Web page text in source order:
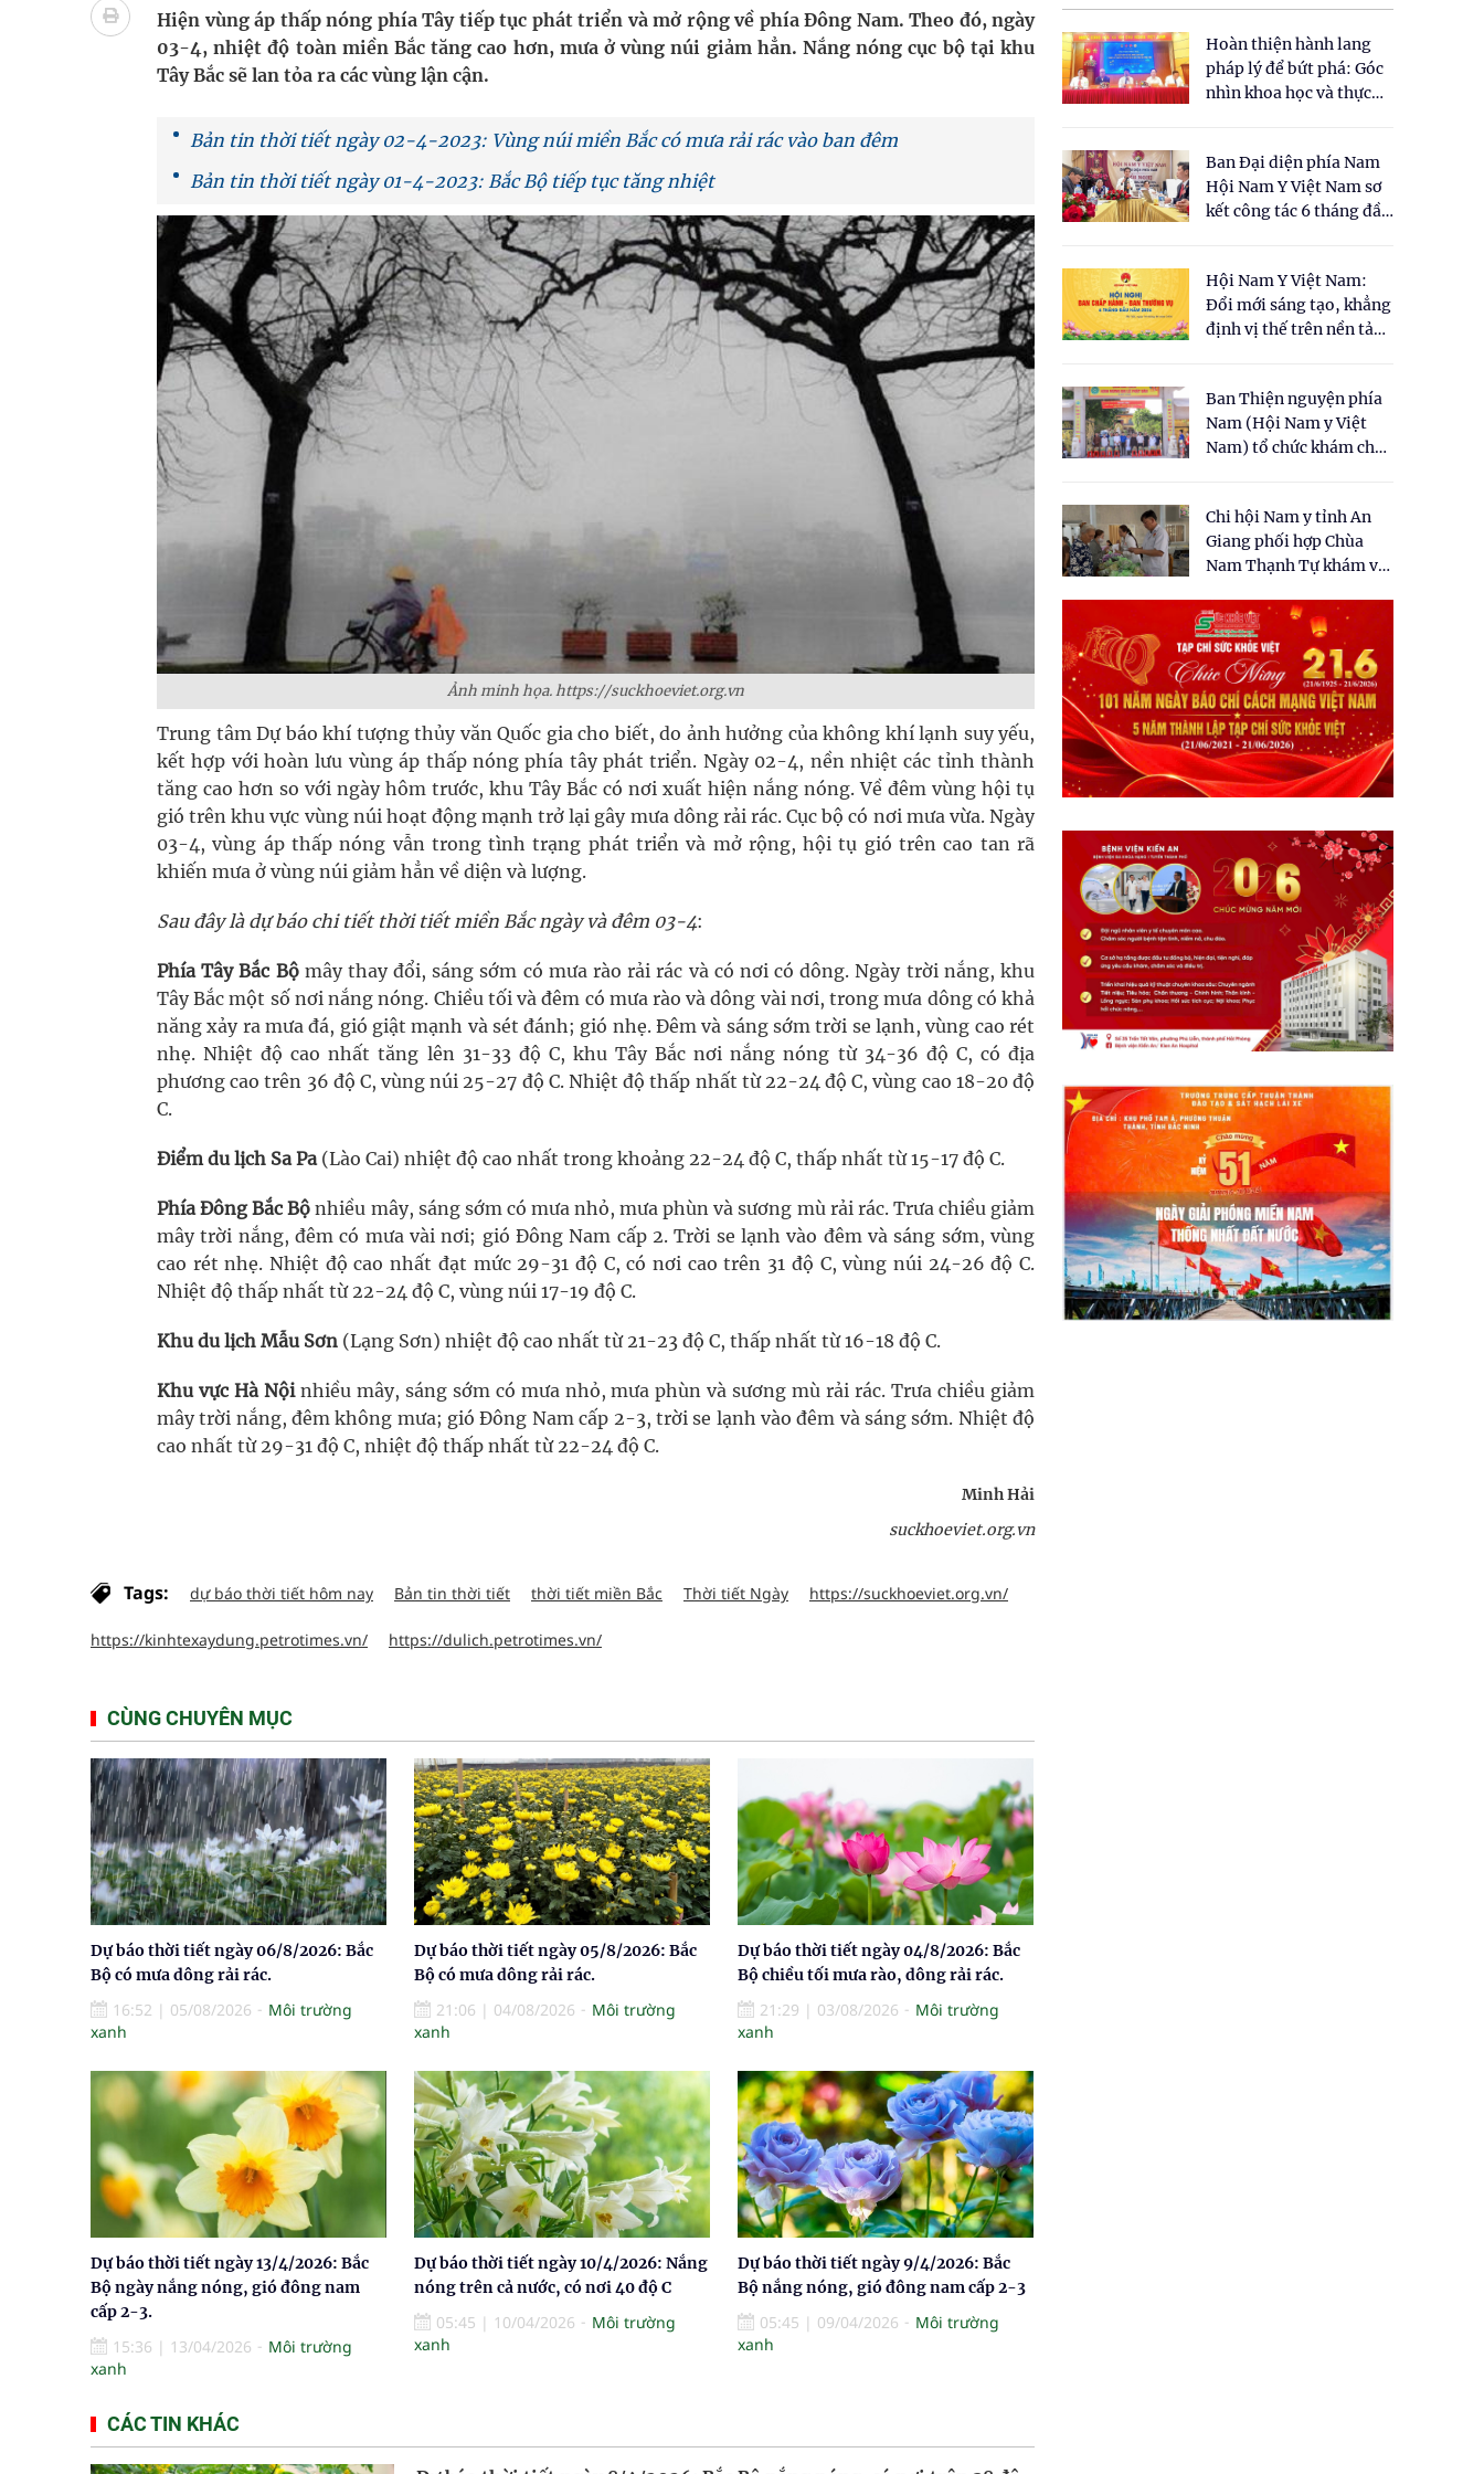
bảo vệ sức khỏe Nhân dân
Không chỉ cắt tóc, Đông Tây Barbershop dành nguồn lực cho môi trường và cộng đồng
Ung thư thận: Nguy hiểm vì tiến triển quá âm thầm
Vương Thành Công: Khi việc học bắt đầu từ trải nghiệm thực tế
Hiện vùng áp thấp nóng phía Tây tiếp tục phát triển và mở rộng về phía Đông Nam. Theo đó, ngày
03-4, nhiệt độ toàn miền Bắc tăng cao hơn, mưa ở vùng núi giảm hẳn. Nắng nóng cục bộ tại khu
Tây Bắc sẽ lan tỏa ra các vùng lận cận.
Bản tin thời tiết ngày 02-4-2023: Vùng núi miền Bắc có mưa rải rác vào ban đêm
Bản tin thời tiết ngày 01-4-2023: Bắc Bộ tiếp tục tăng nhiệt
Ảnh minh họa. https://suckhoeviet.org.vn
Trung tâm Dự báo khí tượng thủy văn Quốc gia cho biết, do ảnh hưởng của không khí lạnh suy yếu,
kết hợp với hoàn lưu vùng áp thấp nóng phía tây phát triển. Ngày 02-4, nền nhiệt các tỉnh thành
tăng cao hơn so với ngày hôm trước, khu Tây Bắc có nơi xuất hiện nắng nóng. Về đêm vùng hội tụ
gió trên khu vực vùng núi hoạt động mạnh trở lại gây mưa dông rải rác. Cục bộ có nơi mưa vừa. Ngày
03-4, vùng áp thấp nóng vẫn trong tình trạng phát triển và mở rộng, hội tụ gió trên cao tan rã
khiến mưa ở vùng núi giảm hẳn về diện và lượng.
Sau đây là dự báo chi tiết thời tiết miền Bắc ngày và đêm 03-4:
Phía Tây Bắc Bộ mây thay đổi, sáng sớm có mưa rào rải rác và có nơi có dông. Ngày trời nắng, khu
Tây Bắc một số nơi nắng nóng. Chiều tối và đêm có mưa rào và dông vài nơi, trong mưa dông có khả
năng xảy ra mưa đá, gió giật mạnh và sét đánh; gió nhẹ. Đêm và sáng sớm trời se lạnh, vùng cao rét
nhẹ. Nhiệt độ cao nhất tăng lên 31-33 độ C, khu Tây Bắc nơi nắng nóng từ 34-36 độ C, có địa
phương cao trên 36 độ C, vùng núi 25-27 độ C. Nhiệt độ thấp nhất từ 22-24 độ C, vùng cao 18-20 độ
C.
Điểm du lịch Sa Pa(Lào Cai) nhiệt độ cao nhất trong khoảng 22-24 độ C, thấp nhất từ 15-17 độ C.
Phía Đông Bắc Bộ nhiều mây, sáng sớm có mưa nhỏ, mưa phùn và sương mù rải rác. Trưa chiều giảm
mây trời nắng, đêm có mưa vài nơi; gió Đông Nam cấp 2. Trời se lạnh vào đêm và sáng sớm, vùng
cao rét nhẹ. Nhiệt độ cao nhất đạt mức 29-31 độ C, có nơi cao trên 31 độ C, vùng núi 24-26 độ C.
Nhiệt độ thấp nhất từ 22-24 độ C, vùng núi 17-19 độ C.
Khu du lịch Mẫu Sơn (Lạng Sơn) nhiệt độ cao nhất từ 21-23 độ C, thấp nhất từ 16-18 độ C.
Khu vực Hà Nội nhiều mây, sáng sớm có mưa nhỏ, mưa phùn và sương mù rải rác. Trưa chiều giảm
mây trời nắng, đêm không mưa; gió Đông Nam cấp 2-3, trời se lạnh vào đêm và sáng sớm. Nhiệt độ
cao nhất từ 29-31 độ C, nhiệt độ thấp nhất từ 22-24 độ C.
Minh Hải
suckhoeviet.org.vn
Tags: dự báo thời tiết hôm nay Bản tin thời tiết thời tiết miền Bắc Thời tiết Ngày https://suckhoeviet.org.vn/
https://kinhtexaydung.petrotimes.vn/ https://dulich.petrotimes.vn/
CÙNG CHUYÊN MỤC
Dự báo thời tiết ngày 06/8/2026: Bắc
Bộ có mưa dông rải rác.
16:52 | 05/08/2026
Môi trường
xanh
Dự báo thời tiết ngày 05/8/2026: Bắc
Bộ có mưa dông rải rác.
21:06 | 04/08/2026
Môi trường
xanh
Dự báo thời tiết ngày 04/8/2026: Bắc
Bộ chiều tối mưa rào, dông rải rác.
21:29 | 03/08/2026
Môi trường
xanh
Dự báo thời tiết ngày 13/4/2026: Bắc
Bộ ngày nắng nóng, gió đông nam
cấp 2-3.
15:36 | 13/04/2026
Môi trường
xanh
Dự báo thời tiết ngày 10/4/2026: Nắng
nóng trên cả nước, có nơi 40 độ C
05:45 | 10/04/2026
Môi trường
xanh
Dự báo thời tiết ngày 9/4/2026: Bắc
Bộ nắng nóng, gió đông nam cấp 2-3
05:45 | 09/04/2026
Môi trường
xanh
CÁC TIN KHÁC
Hoàn thiện hành lang
pháp lý để bứt phá: Góc
nhìn khoa học và thực
cho Luật Y dược cổ
truyền Việt Nam"
Ban Đại diện phía Nam
Hội Nam Y Việt Nam sơ
kết công tác 6 tháng đầu
Hội Nam Y Việt Nam:
Đổi mới sáng tạo, khẳng
định vị thế trên nền tảng
Ban Thiện nguyện phía
Nam (Hội Nam y Việt
Nam) tổ chức khám chữa
dân tại xã Tân Tập
Chi hội Nam y tỉnh An
Giang phối hợp Chùa
Nam Thạnh Tự khám và
nhân dân